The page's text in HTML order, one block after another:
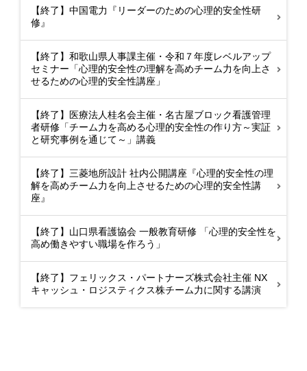
【終了】中国電力『リーダーのための心理的安全性研
修』
【終了】和歌山県人事課主催・令和７年度レベルアップ
セミナー「心理的安全性の理解を高めチーム力を向上さ
せるための心理的安全性講座」
【終了】医療法人桂名会主催・名古屋ブロック看護管理
者研修「チーム力を高める心理的安全性の作り方～実証
と研究事例を通じて～」講義
【終了】三菱地所設計 社内公開講座『心理的安全性の理
解を高めチーム力を向上させるための心理的安全性講
座』
【終了】山口県看護協会 一般教育研修 「心理的安全性を
高め働きやすい職場を作ろう」
【終了】フェリックス・パートナーズ株式会社主催 NX
キャッシュ・ロジスティクス株チーム力に関する講演